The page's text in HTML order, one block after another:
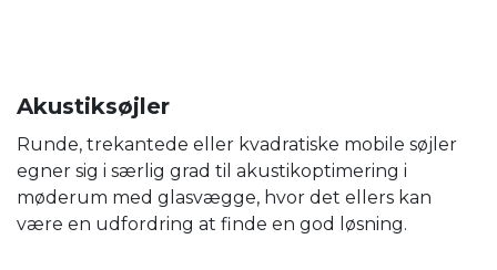
Akustiksøjler
Runde, trekantede eller kvadratiske mobile søjler
egner sig i særlig grad til akustikoptimering i
møderum med glasvægge, hvor det ellers kan
være en udfordring at finde en god løsning.